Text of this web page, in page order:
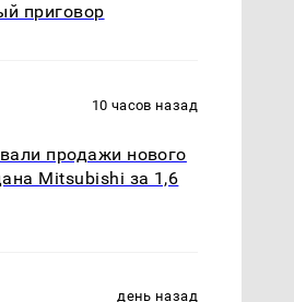
приговор
10 часов назад
продажи нового
Mitsubishi за 1,6
день назад